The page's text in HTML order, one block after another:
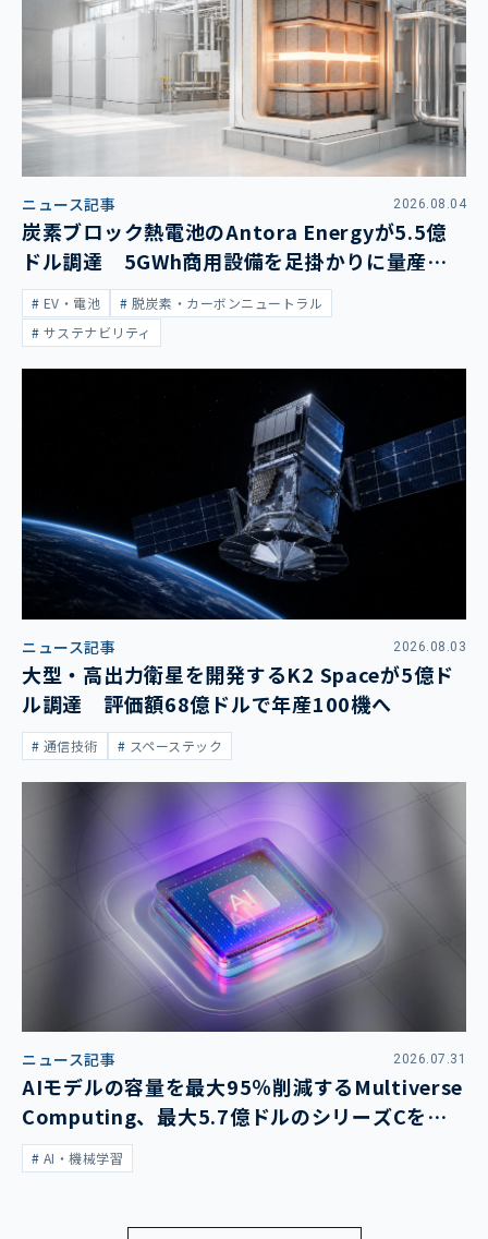
ニュース記事 2026.08.04
炭素ブロック熱電池のAntora Energyが5.5億
ドル調達 5GWh商用設備を足掛かりに量産拡
大EV・電池
脱炭素・カーボンニュートラル
サステナビリティ
ニュース記事 2026.08.03
大型・高出力衛星を開発するK2 Spaceが5億ド
ル調達 評価額68億ドルで年産100機へ
通信技術 スペーステック
ニュース記事 2026.07.31
AIモデルの容量を最大95％削減するMultiverse
Computing、最大5.7億ドルのシリーズCを発
表AI・機械学習